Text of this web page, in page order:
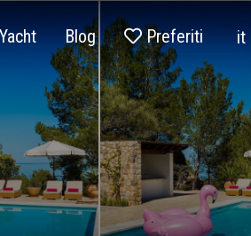
Blog Preferiti it